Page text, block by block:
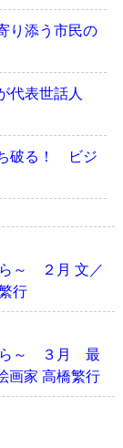
り添う市民の
代表世話人
破る！ ビジ
～ ２月 文／
行
ら～ ３月 最
家 高橋繁行